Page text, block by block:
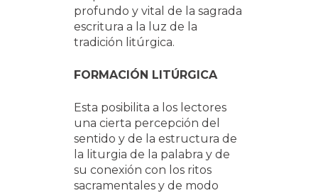
profundo y vital de la sagrada
escritura a la luz de la
tradición litúrgica.
FORMACIÓN LITÚRGICA
Esta posibilita a los lectores
una cierta percepción del
sentido y de la estructura de
la liturgia de la palabra y de
su conexión con los ritos
sacramentales y de modo